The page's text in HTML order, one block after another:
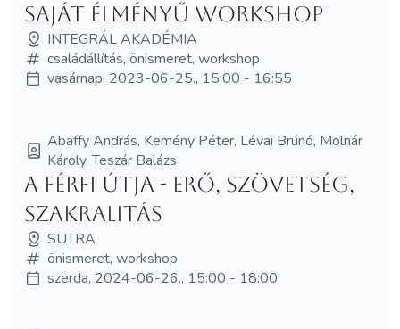
saját élményű workshop
INTEGRÁL AKADÉMIA
családállítás, önismeret, workshop
vasárnap, 2023-06-25., 15:00 - 16:55
Abaffy András, Kemény Péter, Lévai Brúnó, Molnár
Károly, Teszár Balázs
A Férfi Útja - Erő, Szövetség,
Szakralitás
SUTRA
önismeret, workshop
szerda, 2024-06-26., 15:00 - 18:00